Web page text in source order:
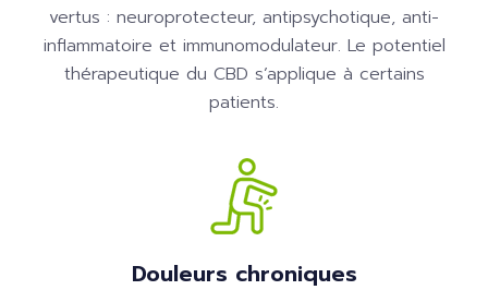
vertus : neuroprotecteur, antipsychotique, anti-
inflammatoire et immunomodulateur. Le potentiel
thérapeutique du CBD s’applique à certains
patients.
Douleurs chroniques